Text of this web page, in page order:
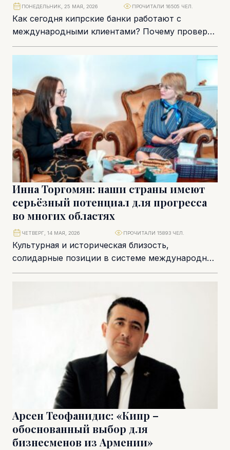
Как сегодня кипрские банки работают с
международными клиентами? Почему проверка
бизнеса становится всё более глубокой, а роль
классического банка не...
ПОНЕДЕЛЬНИК, 25 МАЯ, 2026 ПРОЧИТАЛИ 16505 ЧЕЛ.
Инна Торгомян: наши страны имеют
серьёзный потенциал для прогресса
во многих областях
Культурная и историческая близость,
солидарные позиции в системе международных
отношений, активно развивающиеся бизнес-
недавнее открытие посольств… В...
ЧЕТВЕРГ, 14 МАЯ, 2026 ПРОЧИТАЛИ 15893 ЧЕЛ.
Арсен Теофанидис: «Кипр –
обоснованный выбор для
бизнесменов из Армении»